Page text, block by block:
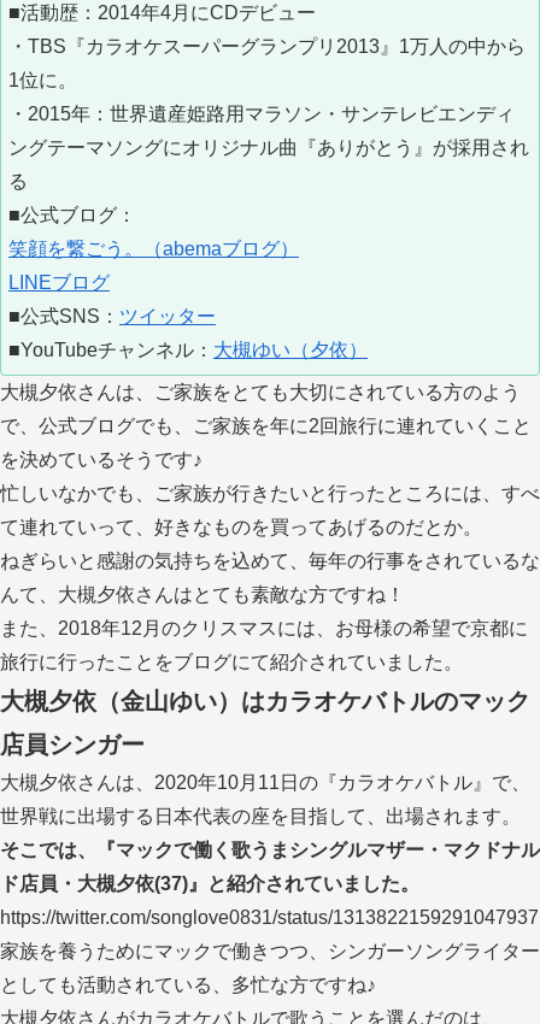
■活動歴：2014年4月にCDデビュー
・TBS『カラオケスーパーグランプリ2013』1万人の中から
1位に。
・2015年：世界遺産姫路用マラソン・サンテレビエンディ
ングテーマソングにオリジナル曲『ありがとう』が採用され
る
■公式ブログ：
笑顔を繋ごう。（abemaブログ）
LINEブログ
■公式SNS： ツイッター
■YouTubeチャンネル： 大槻ゆい（夕依）
大槻夕依さんは、ご家族をとても大切にされている方のよう
で、公式ブログでも、ご家族を年に2回旅行に連れていくこと
を決めているそうです♪
忙しいなかでも、ご家族が行きたいと行ったところには、すべ
て連れていって、好きなものを買ってあげるのだとか。
ねぎらいと感謝の気持ちを込めて、毎年の行事をされているな
んて、大槻夕依さんはとても素敵な方ですね！
また、2018年12月のクリスマスには、お母様の希望で京都に
旅行に行ったことをブログにて紹介されていました。
大槻夕依（金山ゆい）はカラオケバトルのマック
店員シンガー
大槻夕依さんは、2020年10月11日の『カラオケバトル』で、
世界戦に出場する日本代表の座を目指して、出場されます。
そこでは、『マックで働く歌うまシングルマザー・マクドナル
ド店員・大槻夕依(37)』と紹介されていました。
https://twitter.com/songlove0831/status/1313822159291047937
家族を養うためにマックで働きつつ、シンガーソングライター
としても活動されている、多忙な方ですね♪
大槻夕依さんがカラオケバトルで歌うことを選んだのは、